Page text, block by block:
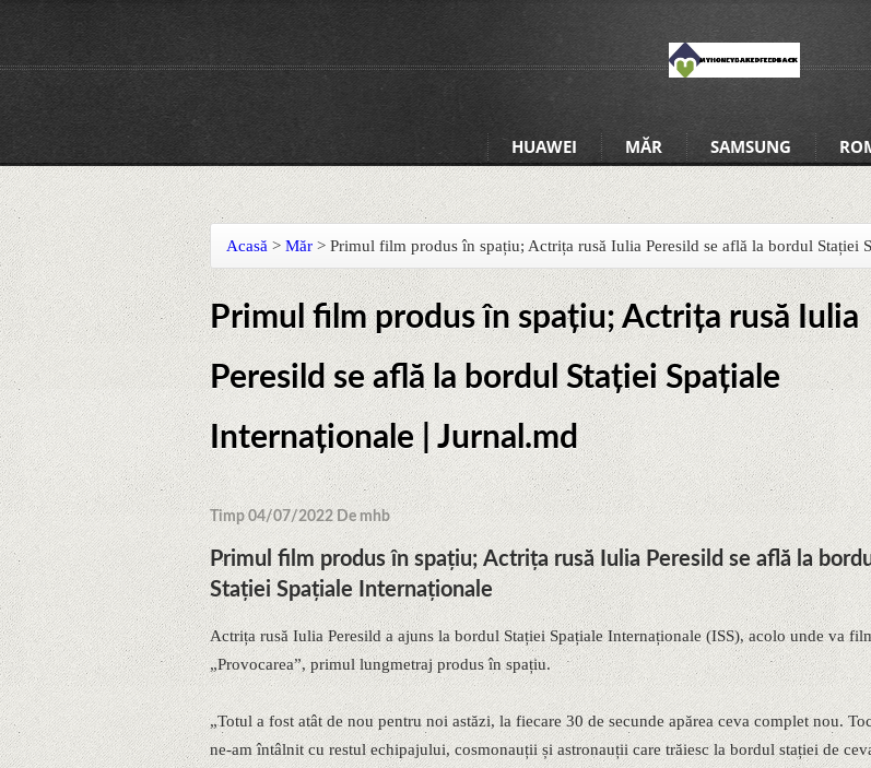
HUAWEI MĂR SAMSUNG
Acasă > Măr > Primul film produs în spațiu; Actrița rusă Iulia Peresild se află la bordul Stației
Primul film produs în spațiu; Actrița rusă Iulia
Peresild se află la bordul Stației Spațiale
Internaționale | Jurnal.md
Timp 04/07/2022 De mhb
Primul film produs în spațiu; Actrița rusă Iulia Peresild se află la
Stației Spațiale Internaționale
Actrița rusă Iulia Peresild a ajuns la bordul Stației Spațiale Internaționale (ISS), acolo unde va
„Provocarea”, primul lungmetraj produs în spațiu.
„Totul a fost atât de nou pentru noi astăzi, la fiecare 30 de secunde apărea ceva complet nou.
ne-am întâlnit cu restul echipajului, cosmonauții și astronauții care trăiesc la bordul stației de